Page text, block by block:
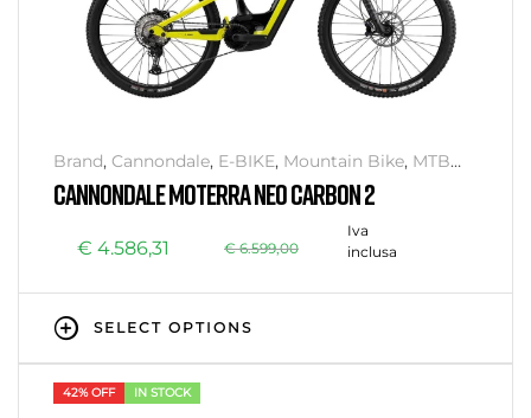
Brand, Cannondale, E-BIKE, Mountain Bike, MTB
Full Suspension
CANNONDALE MOTERRA NEO CARBON 2
€6.599,00
€ 4.586,31
Iva
inclusa
SELECT OPTIONS
42% OFF IN STOCK